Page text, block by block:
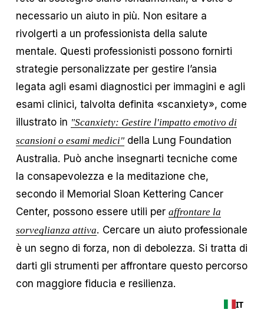
necessario un aiuto in più. Non esitare a
rivolgerti a un professionista della salute
mentale. Questi professionisti possono fornirti
strategie personalizzate per gestire l’ansia
legata agli esami diagnostici per immagini e agli
esami clinici, talvolta definita «scanxiety», come
illustrato in "Scanxiety: Gestire l'impatto emotivo di
scansioni o esami medici"della Lung Foundation
Australia. Può anche insegnarti tecniche come
la consapevolezza e la meditazione che,
secondo il Memorial Sloan Kettering Cancer
Center, possono essere utili per affrontare la
sorveglianza attiva. Cercare un aiuto professionale
è un segno di forza, non di debolezza. Si tratta di
darti gli strumenti per affrontare questo percorso
con maggiore fiducia e resilienza.
IT